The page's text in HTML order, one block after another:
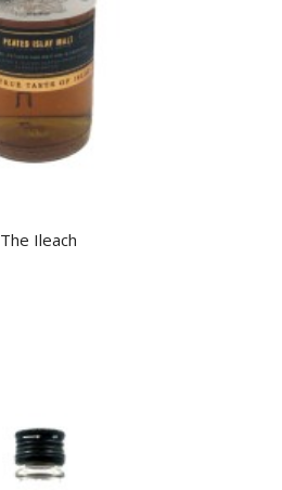
The Ileach